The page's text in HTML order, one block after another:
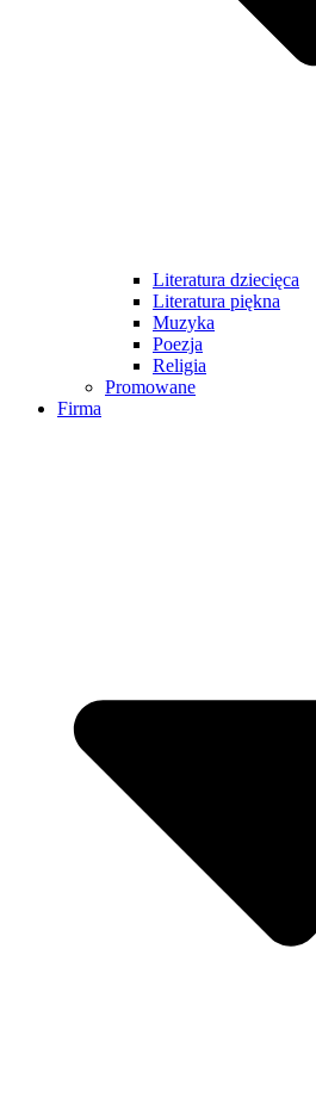
Literatura dziecięca
Literatura piękna
Muzyka
Poezja
Religia
Promowane
Firma